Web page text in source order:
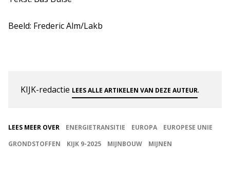
Beeld: Frederic Alm/Lakb
KIJK-redactie LEES ALLE ARTIKELEN VAN DEZE AUTEUR.
LEES MEER OVER ENERGIETRANSITIE EUROPA
EUROPESE UNIE
GRONDSTOFFEN
KIJK 9-2025 MIJNBOUW MIJNEN